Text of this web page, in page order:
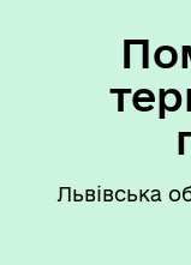
Львівська